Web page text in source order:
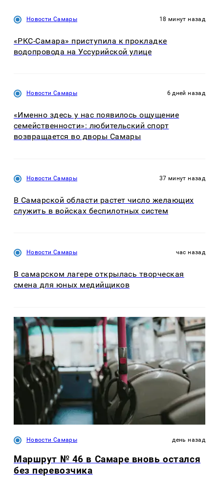
Новости Самары 18 минут назад
«РКС-Самара» приступила к прокладке
водопровода на Уссурийской улице
Новости Самары 6 дней назад
«Именно здесь у нас появилось ощущение
семейственности»: любительский спорт
возвращается во дворы Самары
Новости Самары 37 минут назад
В Самарской области растет число желающих
служить в войсках беспилотных систем
Новости Самары час назад
В самарском лагере открылась творческая
смена для юных медийщиков
Новости Самары день назад
Маршрут № 46 в Самаре вновь остался
без перевозчика